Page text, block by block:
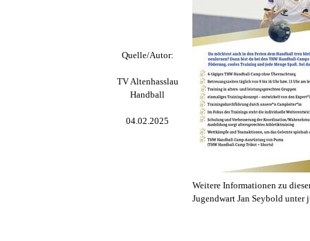
Quelle/Autor:
TV Altenhasslau
Handball
04 .02.2025
Weitere Informationen zu
Jugendwart Jan Seybold